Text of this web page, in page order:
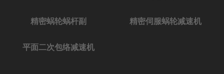
精密蜗轮蜗杆副 精密伺服蜗轮减速机
平面二次包络减速机